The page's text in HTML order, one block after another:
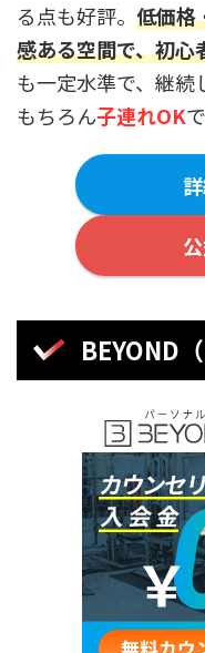
る点も好評。 低価格
感ある空間で、初心
も一定水準で、継続
もちろん子連れOK
BEYOND